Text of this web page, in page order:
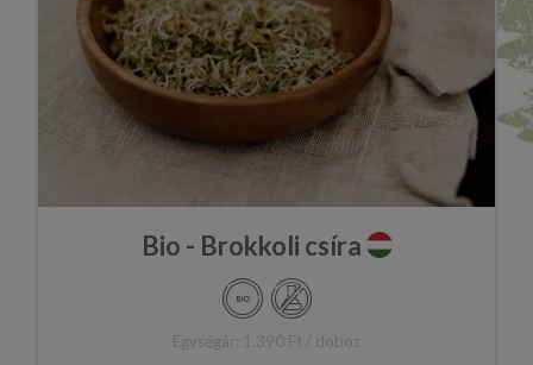
Bio - Brokkoli csíra
Egységár: 1.390 Ft / doboz